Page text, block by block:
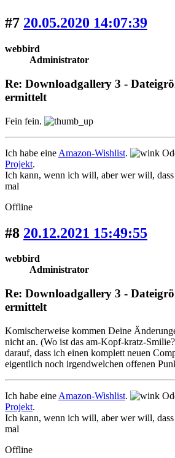
#7 20.05.2020 14:07:39
webbird
Administrator
Re: Downloadgallery 3 -
ermittelt
Fein fein.
Ich habe eine Amazon-Wishlist.
Projekt.
Ich kann, wenn ich will, aber wer will,
mal
Offline
#8 20.12.2021 15:49:55
webbird
Administrator
Re: Downloadgallery 3 -
ermittelt
Komischerweise kommen Deine
nicht an. (Wo ist das am-Kopf-kratz-
darauf, dass ich einen komplett neuen
eigentlich noch irgendwelchen offenen
Ich habe eine Amazon-Wishlist.
Projekt.
Ich kann, wenn ich will, aber wer will,
mal
Offline